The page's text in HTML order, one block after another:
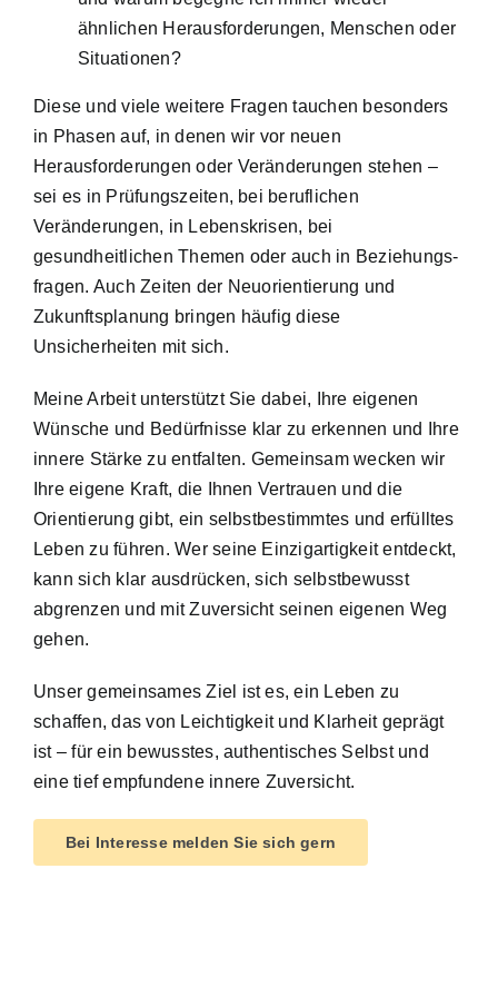
ähnlichen Herausforderungen, Menschen oder
Situationen?
Diese und viele weitere Fragen tauchen besonders
in Phasen auf, in denen wir vor neuen
Herausforderungen oder Veränderungen stehen –
sei es in Prüfungszeiten, bei beruflichen
Veränderungen, in Lebenskrisen, bei
gesundheitlichen Themen oder auch in Beziehungs-
fragen. Auch Zeiten der Neuorientierung und
Zukunftsplanung bringen häufig diese
Unsicherheiten mit sich.
Meine Arbeit unterstützt Sie dabei, Ihre eigenen
Wünsche und Bedürfnisse klar zu erkennen und Ihre
innere Stärke zu entfalten. Gemeinsam wecken wir
Ihre eigene Kraft, die Ihnen Vertrauen und die
Orientierung gibt, ein selbstbestimmtes und erfülltes
Leben zu führen. Wer seine Einzigartigkeit entdeckt,
kann sich klar ausdrücken, sich selbstbewusst
abgrenzen und mit Zuversicht seinen eigenen Weg
gehen.
Unser gemeinsames Ziel ist es, ein Leben zu
schaffen, das von Leichtigkeit und Klarheit geprägt
ist – für ein bewusstes, authentisches Selbst und
eine tief empfundene innere Zuversicht.
Bei Interesse melden Sie sich gern